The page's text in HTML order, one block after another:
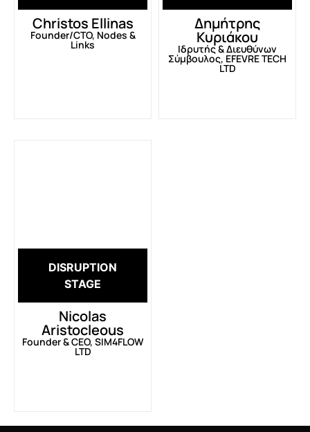
Christos Ellinas
Founder/CTO, Nodes &
Links
Δημήτρης
Κυριάκου
Ιδρυτής & Διευθύνων
Σύμβουλος, EFEVRE TECH
LTD
DISRUPTION
STAGE
Nicolas
Aristocleous
Founder & CEO, SIM4FLOW
LTD